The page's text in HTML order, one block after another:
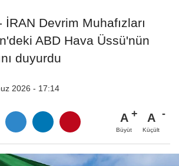
İRAN Devrim Muhafızları
ABD Hava Üssü'nün
duyurdu
2026 - 17:14
A
Büyüt
A
Küçült